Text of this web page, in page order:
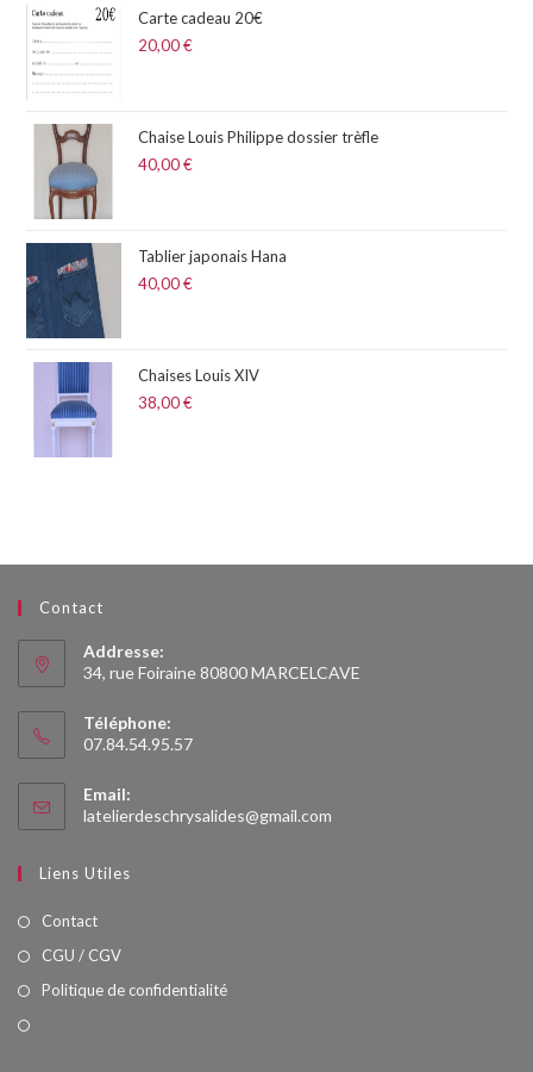
Carte cadeau 20€
20,00€
Chaise Louis Philippe dossier trèfle
40,00€
Tablier japonais Hana
40,00€
Chaises Louis XIV
38,00€
Contact
Addresse:
34, rue Foiraine 80800 MARCELCAVE
Téléphone:
07.84.54.95.57
Email:
latelierdeschrysalides@gmail.com
Liens Utiles
Contact
CGU / CGV
Politique de confidentialité